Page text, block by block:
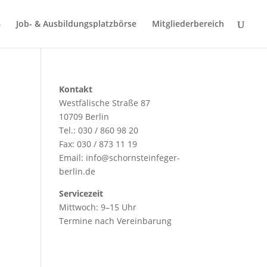
Job- & Ausbildungsplatzbörse Mitgliederbereich
Kontakt
Westfälische Straße 87
10709 Berlin
Tel.: 030 / 860 98 20
Fax: 030 / 873 11 19
Email: info@schornsteinfeger-
berlin.de
Servicezeit
Mittwoch: 9–15 Uhr
Termine nach Vereinbarung